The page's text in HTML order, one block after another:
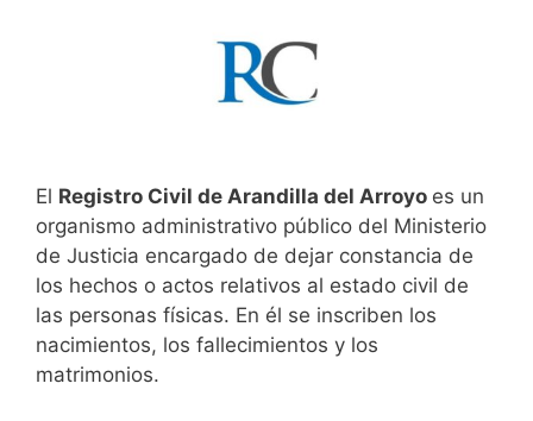
El Registro Civil de Arandilla del Arroyo es un
organismo administrativo público del Ministerio
de Justicia encargado de dejar constancia de
los hechos o actos relativos al estado civil de
las personas físicas. En él se inscriben los
nacimientos, los fallecimientos y los
matrimonios.